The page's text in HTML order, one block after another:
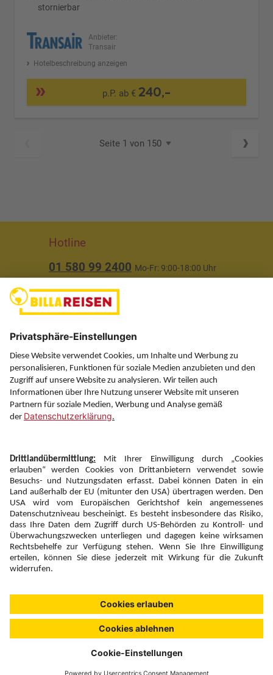
stornierbar
Anbieter:
Transair
Hotelbeschreibung anzeigen
p.P. ab € 240,-
Seite 1 von 150
Hotline
01 580 99 2400 Mo-Fr: 9:00-18:00 Uhr
Über uns
Service
Information
Folgen Sie uns auf
Newsletter:
Anmelden
Fairness und
Unsere Inhalte: Standards und
Meldung
Copyright © 2026 DERTOUR Austria GmbH
Suchen & Filtern